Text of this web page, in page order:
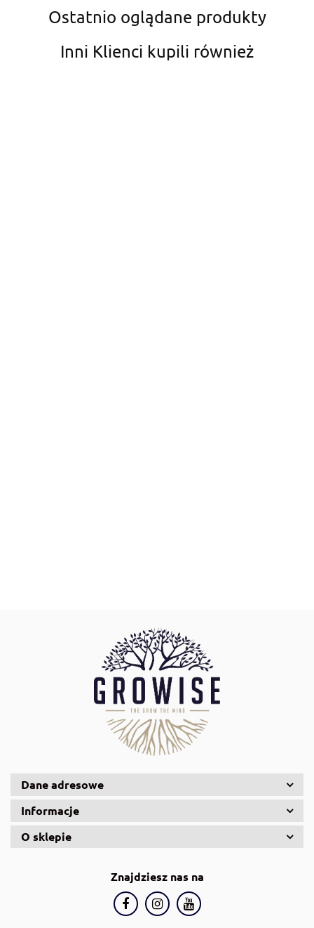
Aquario
Ostatnio oglądane produkty
Inni Klienci kupili również
Dane adresowe
Informacje
O sklepie
Znajdziesz nas na